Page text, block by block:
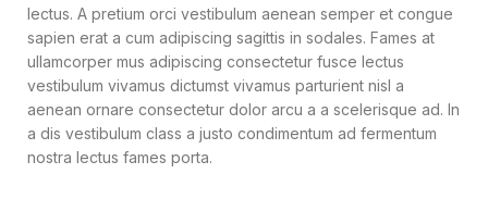
lectus. A pretium orci vestibulum aenean semper et congue
sapien erat a cum adipiscing sagittis in sodales. Fames at
ullamcorper mus adipiscing consectetur fusce lectus
vestibulum vivamus dictumst vivamus parturient nisl a
aenean ornare consectetur dolor arcu a a scelerisque ad. In
a dis vestibulum class a justo condimentum ad fermentum
nostra lectus fames porta.